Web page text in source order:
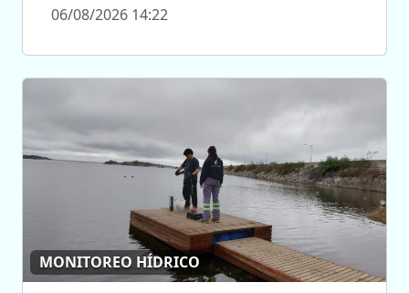
06/08/2026 14:22
MONITOREO HÍDRICO